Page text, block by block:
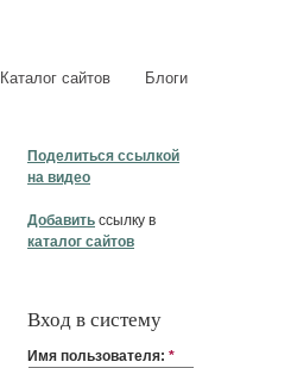
Каталог сайтов Блоги
Поделиться ссылкой
на видео
Добавить ссылку в
каталог сайтов
Вход в систему
Имя пользователя: *